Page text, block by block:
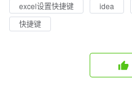
excel设置快捷键 idea
快捷键